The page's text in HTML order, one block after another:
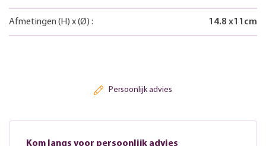
Afmetingen (H) x(Ø) : 14.8 x11 cm
Persoonlijk advies
Kom langs voor persoonlijk advies